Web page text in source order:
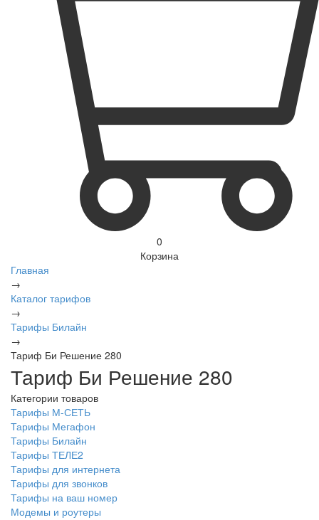
0
Корзина
Главная
→
Каталог тарифов
→
Тарифы Билайн
→
Тариф Би Решение 280
Тариф Би Решение 280
Категории товаров
Тарифы М-СЕТЬ
Тарифы Мегафон
Тарифы Билайн
Тарифы ТЕЛЕ2
Тарифы для интернета
Тарифы для звонков
Тарифы на ваш номер
Модемы и роутеры